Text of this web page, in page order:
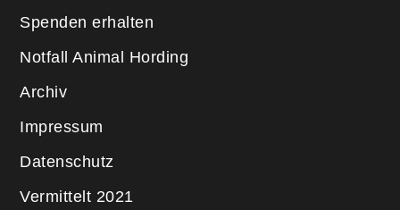
Spenden erhalten
Notfall Animal Hording
Archiv
Impressum
Datenschutz
Vermittelt 2021